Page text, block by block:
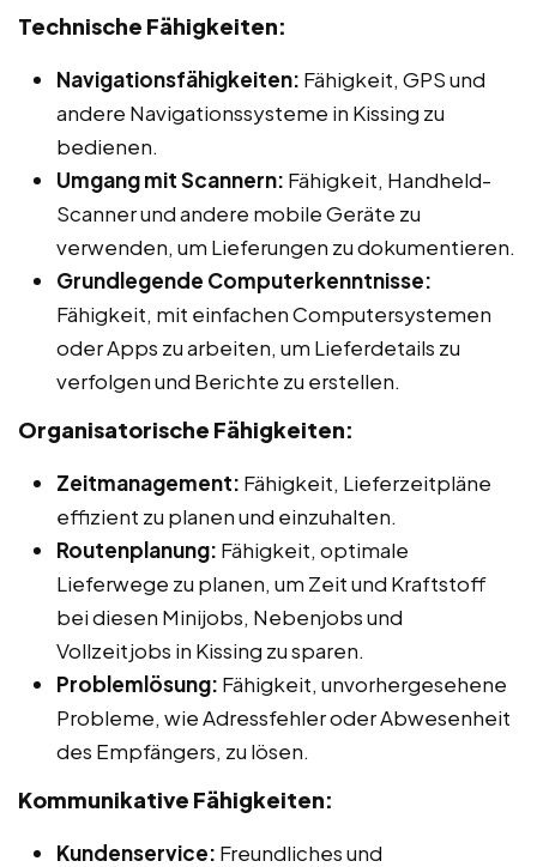
Technische Fähigkeiten:
Navigationsfähigkeiten: Fähigkeit, GPS und
andere Navigationssysteme in Kissing zu
bedienen.
Umgang mit Scannern: Fähigkeit, Handheld-
Scanner und andere mobile Geräte zu
verwenden, um Lieferungen zu dokumentieren.
Grundlegende Computerkenntnisse:
Fähigkeit, mit einfachen Computersystemen
oder Apps zu arbeiten, um Lieferdetails zu
verfolgen und Berichte zu erstellen.
Organisatorische Fähigkeiten:
Zeitmanagement: Fähigkeit, Lieferzeitpläne
effizient zu planen und einzuhalten.
Routenplanung: Fähigkeit, optimale
Lieferwege zu planen, um Zeit und Kraftstoff
bei diesen Minijobs, Nebenjobs und
Vollzeitjobs in Kissing zu sparen.
Problemlösung: Fähigkeit, unvorhergesehene
Probleme, wie Adressfehler oder Abwesenheit
des Empfängers, zu lösen.
Kommunikative Fähigkeiten:
Kundenservice: Freundliches und